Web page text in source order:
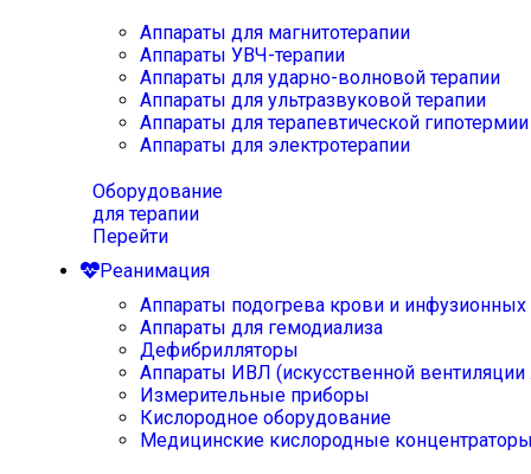
Аппараты для магнитотерапии
Аппараты УВЧ-терапии
Аппараты для ударно-волновой терапии
Аппараты для ультразвуковой терапии
Аппараты для терапевтической
Аппараты для электротерапии
Оборудование
для терапии
Перейти
Реанимация
Аппараты подогрева крови и инфузионных
Аппараты для гемодиализа
Дефибрилляторы
Аппараты ИВЛ (искусственной вентиляции
Измерительные приборы
Кислородное оборудование
Медицинские кислородные